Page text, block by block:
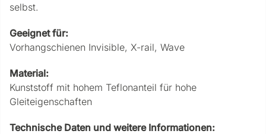
selbst.
Geeignet für:
Vorhangschienen Invisible, X-rail, Wave
Material:
Kunststoff mit hohem Teflonanteil für hohe
Gleiteigenschaften
Technische Daten und weitere Informationen: